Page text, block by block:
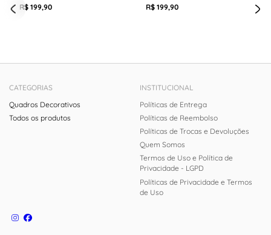
R$ 199,90
R$ 199,90
CATEGORIAS
Quadros Decorativos
Todos os produtos
INSTITUCIONAL
Políticas de Entrega
Políticas de Reembolso
Políticas de Trocas e Devoluções
Quem Somos
Termos de Uso e Política de
Privacidade - LGPD
Políticas de Privacidade e Termos
de Uso